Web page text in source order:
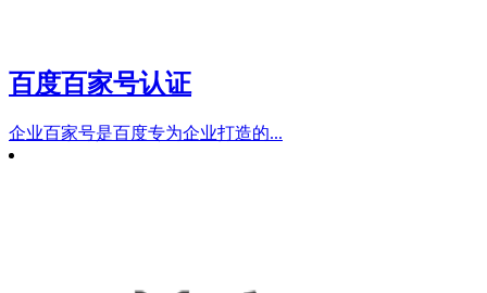
百度百家号认证
企业百家号是百度专为企业打造的...